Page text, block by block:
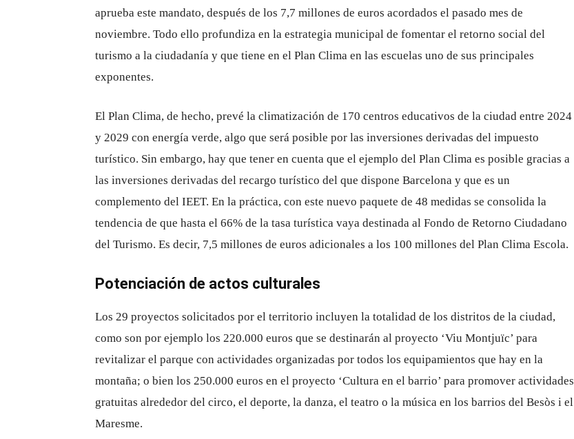
aprueba este mandato, después de los 7,7 millones de euros acordados el pasado mes de
noviembre. Todo ello profundiza en la estrategia municipal de fomentar el retorno social del
turismo a la ciudadanía y que tiene en el Plan Clima en las escuelas uno de sus principales
exponentes.
El Plan Clima, de hecho, prevé la climatización de 170 centros educativos de la ciudad entre 2024
y 2029 con energía verde, algo que será posible por las inversiones derivadas del impuesto
turístico. Sin embargo, hay que tener en cuenta que el ejemplo del Plan Clima es posible gracias a
las inversiones derivadas del recargo turístico del que dispone Barcelona y que es un
complemento del IEET. En la práctica, con este nuevo paquete de 48 medidas se consolida la
tendencia de que hasta el 66% de la tasa turística vaya destinada al Fondo de Retorno Ciudadano
del Turismo. Es decir, 7,5 millones de euros adicionales a los 100 millones del Plan Clima Escola.
Potenciación de actos culturales
Los 29 proyectos solicitados por el territorio incluyen la totalidad de los distritos de la ciudad,
como son por ejemplo los 220.000 euros que se destinarán al proyecto ‘Viu Montjuïc’ para
revitalizar el parque con actividades organizadas por todos los equipamientos que hay en la
montaña; o bien los 250.000 euros en el proyecto ‘Cultura en el barrio’ para promover actividades
gratuitas alrededor del circo, el deporte, la danza, el teatro o la música en los barrios del Besòs i el
Maresme.